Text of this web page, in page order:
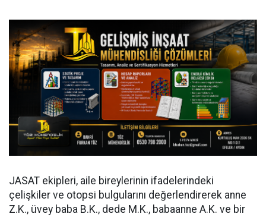
JASAT ekipleri, aile bireylerinin ifadelerindeki
çelişkiler ve otopsi bulgularını değerlendirerek anne
Z.K., üvey baba B.K., dede M.K., babaanne A.K. ve bir